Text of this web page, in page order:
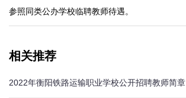
参照同类公办学校临聘教师待遇。
相关推荐
2022年衡阳铁路运输职业学校公开招聘教师简章